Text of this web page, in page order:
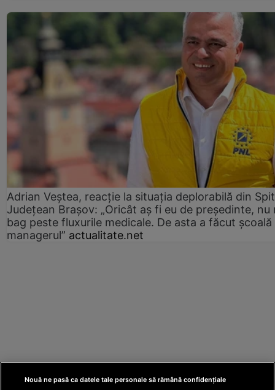
Adrian Veștea, reacție la situația deplorabilă din
Județean Brașov: „Oricât aș fi eu de președinte, nu
bag peste fluxurile medicale. De asta a făcut școală
managerul” actualitate.net
Nouă ne pasă ca datele tale personale să rămână confidențiale